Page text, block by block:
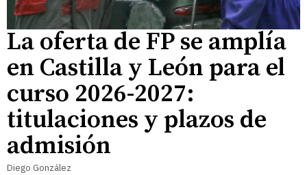
La oferta de FP se amplía
en Castilla y León para el
curso 2026-2027:
titulaciones y plazos de
admisión
Diego González